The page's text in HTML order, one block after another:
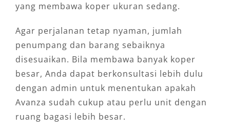
yang membawa koper ukuran sedang.
Agar perjalanan tetap nyaman, jumlah
penumpang dan barang sebaiknya
disesuaikan. Bila membawa banyak koper
besar, Anda dapat berkonsultasi lebih dulu
dengan admin untuk menentukan apakah
Avanza sudah cukup atau perlu unit dengan
ruang bagasi lebih besar.